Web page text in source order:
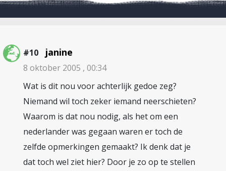
#10 janine
8 oktober 2005 , 00:34
Wat is dit nou voor achterlijk gedoe zeg?
Niemand wil toch zeker iemand neerschieten?
Waarom is dat nou nodig, als het om een
nederlander was gegaan waren er toch de
zelfde opmerkingen gemaakt? Ik denk dat je
dat toch wel ziet hier? Door je zo op te stellen